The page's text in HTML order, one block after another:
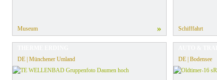
Museum » Schifffahrt
DE | Münchener Umland
DE | Bodensee